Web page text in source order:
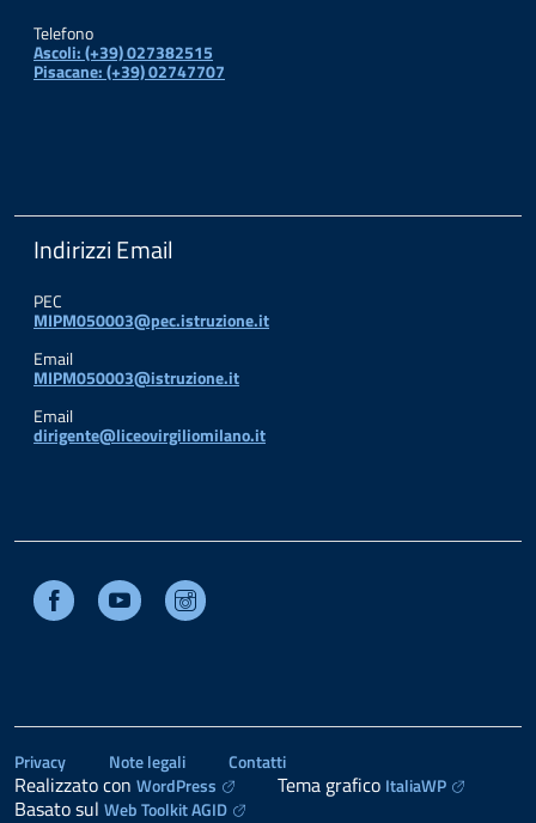
Telefono
Ascoli: (+39) 027382515
Pisacane: (+39) 02747707
Indirizzi Email
PEC
MIPM050003@pec.istruzione.it
Email
MIPM050003@istruzione.it
Email
dirigente@liceovirgiliomilano.it
Facebook Youtube
Privacy Note legali Contatti
Realizzato con WordPress Tema grafico ItaliaWP
Basato sul Web Toolkit AGID